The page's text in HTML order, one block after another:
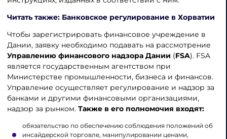
Читать также: Банковское регулирование в Хорватии
Чтобы зарегистрировать финансовое учреждение в
Дании, заявку необходимо подавать на рассмотрение
Управлению финансового надзора Дании (FSA). FSA
является государственным агентством при
Министерстве промышленности, бизнеса и финансов.
Управление осуществляет регулирование и надзор за
банками и другими финансовыми организациями,
надзор за рынком. Также в его полномочия входят:
обязательство по обеспечению соблюдения положений об
инсайдерской торговле, манипулировании ценами,